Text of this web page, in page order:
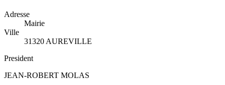
Adresse
Mairie
Ville
31320 AUREVILLE
President
JEAN-ROBERT MOLAS